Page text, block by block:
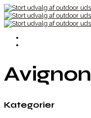
Avignon
Kategorier